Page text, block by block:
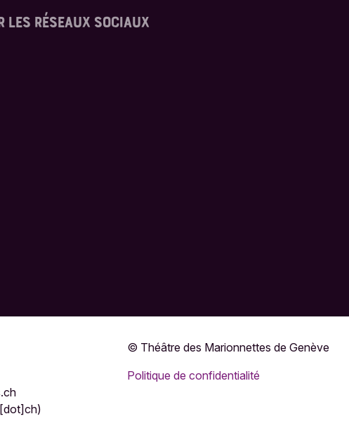
LES RÉSEAUX SOCIAUX
© Théâtre des Marionnettes de Genève
Politique de confidentialité